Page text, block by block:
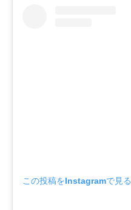
この投稿をInstagramで見る